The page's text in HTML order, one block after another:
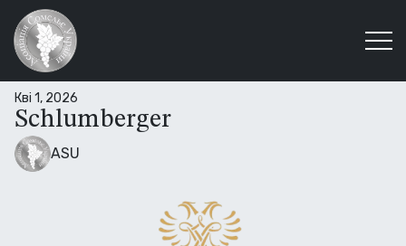
Кві 1, 2026
Schlumberger
ASU